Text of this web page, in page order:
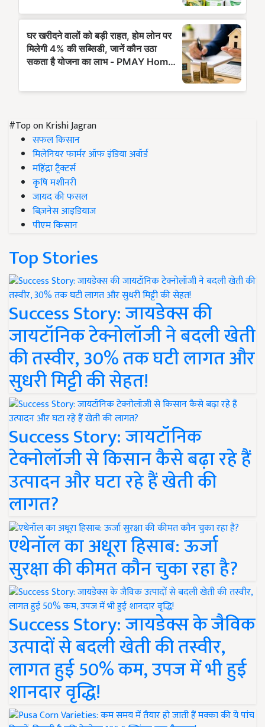
#Top on Krishi Jagran
सफल किसान
मिलेनियर फार्मर ऑफ इंडिया अवॉर्ड
महिंद्रा ट्रैक्टर्स
कृषि मशीनरी
जायद की फसल
बिज़नेस आइडियाज
पीएम किसान
Top Stories
Success Story: जायडेक्स की
जायटॉनिक टेक्नोलॉजी ने बदली खेती
की तस्वीर, 30% तक घटी लागत और
सुधरी मिट्टी की सेहत!
Success Story: जायटॉनिक
टेक्नोलॉजी से किसान कैसे बढ़ा रहे हैं
उत्पादन और घटा रहे हैं खेती की
लागत?
एथेनॉल का अधूरा हिसाब: ऊर्जा
सुरक्षा की कीमत कौन चुका रहा है?
Success Story: जायडेक्स के जैविक
उत्पादों से बदली खेती की तस्वीर,
लागत हुई 50% कम, उपज में भी हुई
शानदार वृद्धि!